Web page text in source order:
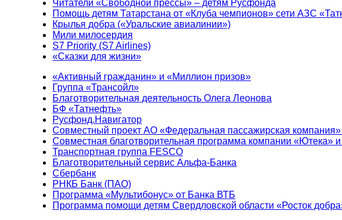
Читатели «Свободной прессы» – детям Русфонда
Помощь детям Татарстана от «Клуба чемпионов» сети АЗС
Крылья добра («Уральские авиалинии»)
Мили милосердия
S7 Priority (S7 Airlines)
«Сказки для жизни»
«Активный гражданин» и «Миллион призов»
Группа «Трансойл»
Благотворительная деятельность Олега Леонова
БФ «Татнефть»
Русфонд.Навигатор
Совместный проект АО «Федеральная пассажирская
Совместная благотворительная программа компании «Ютека»
Транспортная группа FESCO
Благотворительный сервис Альфа-Банка
Сбербанк
РНКБ Банк (ПАО)
Программа «Мультибонус» от Банка ВТБ
Программа помощи детям Свердловской области «Росток